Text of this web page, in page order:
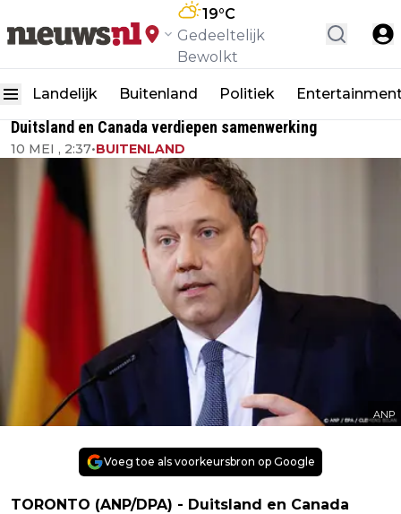
19°C
Gedeeltelijk
Bewolkt
Landelijk Buitenland Politiek
Duitsland en Canada verdiepen samenwerking
10 MEI , 2:37•BUITENLAND
ANP
Voeg toe als voorkeursbron op Google
TORONTO (ANP/DPA) - Duitsland en Canada